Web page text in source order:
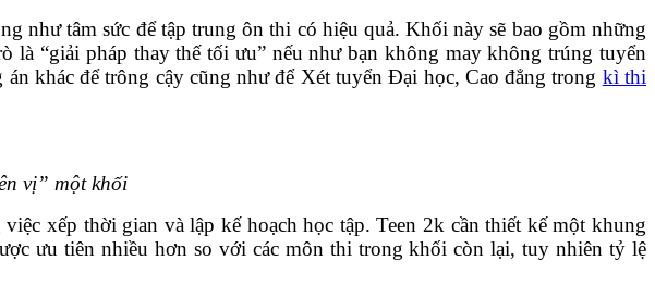
như tâm sức để tập trung ôn thi có hiệu quả. Khối này sẽ bao gồm những
là “giải pháp thay thế tối ưu” nếu như bạn không may không trúng tuyển
khác để trông cậy cũng như để Xét tuyển Đại học, Cao đẳng trong kì thi
vị” một khối
xếp thời gian và lập kế hoạch học tập. Teen 2k cần thiết kế một khung
ưu tiên nhiều hơn so với các môn thi trong khối còn lại, tuy nhiên tỷ lệ